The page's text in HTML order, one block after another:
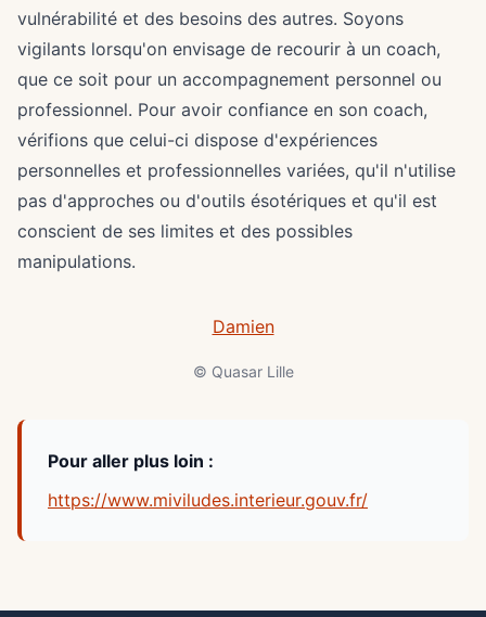
vulnérabilité et des besoins des autres. Soyons
vigilants lorsqu'on envisage de recourir à un coach,
que ce soit pour un accompagnement personnel ou
professionnel. Pour avoir confiance en son coach,
vérifions que celui-ci dispose d'expériences
personnelles et professionnelles variées, qu'il n'utilise
pas d'approches ou d'outils ésotériques et qu'il est
conscient de ses limites et des possibles
manipulations.
Damien
© Quasar Lille
Pour aller plus loin :
https://www.miviludes.interieur.gouv.fr/